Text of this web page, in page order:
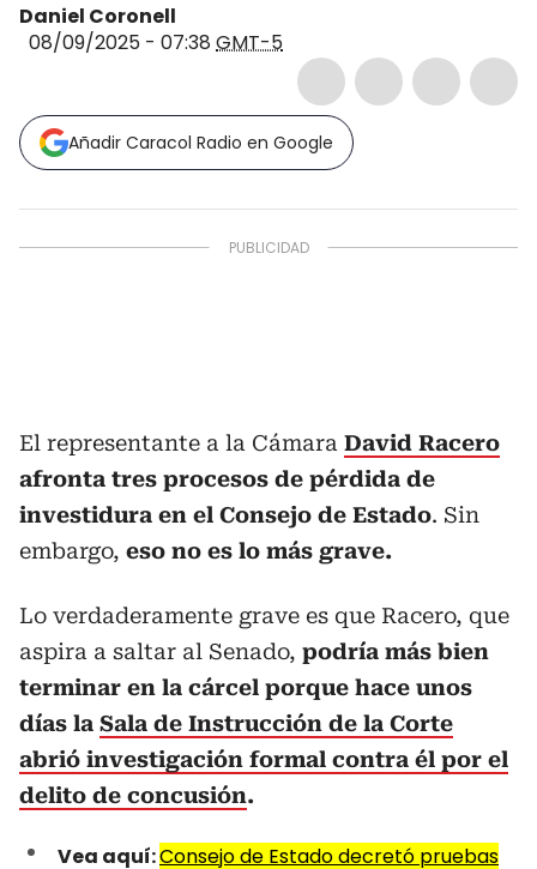
Daniel Coronell
08/09/2025 - 07:38 GMT-5
Añadir Caracol Radio en Google
El representante a la Cámara David Racero
afronta tres procesos de pérdida de
investidura en el Consejo de Estado. Sin
embargo, eso no es lo más grave.
Lo verdaderamente grave es que Racero, que
aspira a saltar al Senado, podría más bien
terminar en la cárcel porque hace unos
días la Sala de Instrucción de la Corte
abrió investigación formal contra él por el
delito de concusión.
Vea aquí:Consejo de Estado decretó pruebas